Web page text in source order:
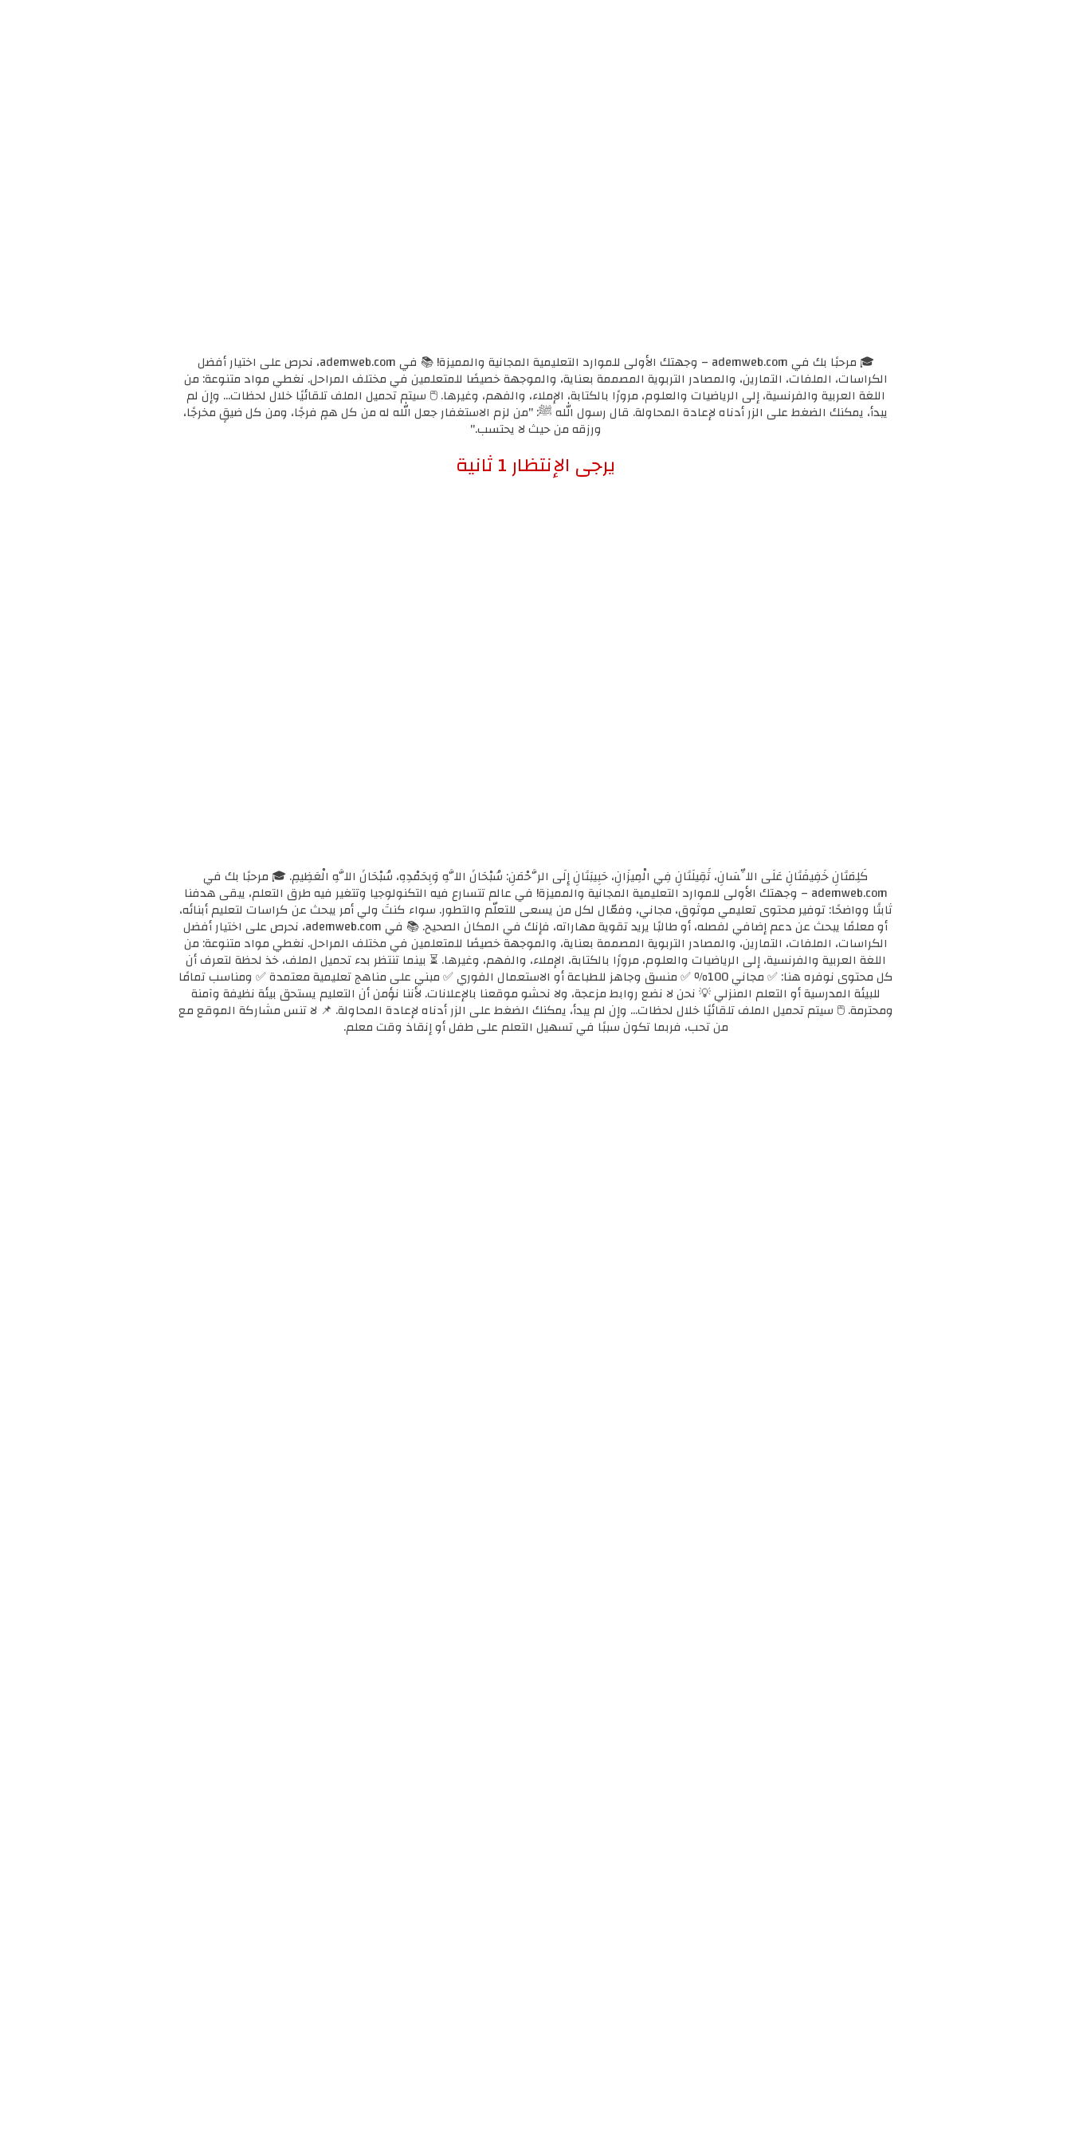
🎓 مرحبًا بك في ademweb.com – وجهتك الأولى للموارد التعليمية المجانية والمميزة! 📚 في ademweb.com، نحرص على اختيار أفضل
الكراسات، الملفات، التمارين، والمصادر التربوية المصممة بعناية، والموجهة خصيصًا للمتعلمين في مختلف المراحل. نغطي مواد متنوعة: من
اللغة العربية والفرنسية، إلى الرياضيات والعلوم، مرورًا بالكتابة، الإملاء، والفهم، وغيرها. 🖱️ سيتم تحميل الملف تلقائيًا خلال لحظات... وإن لم
يبدأ، يمكنك الضغط على الزر أدناه لإعادة المحاولة. قال رسول الله ﷺ: "من لزم الاستغفار جعل الله له من كل همٍ فرجًا، ومن كل ضيقٍ مخرجًا،
ورزقه من حيث لا يحتسب."
كَلِمَتَانِ خَفِيفَتَانِ عَلَى اللِّسَانِ، ثَقِيلَتَانِ فِي الْمِيزَانِ، حَبِيبَتَانِ إِلَى الرَّحْمَنِ: سُبْحَانَ اللَّهِ وَبِحَمْدِهِ، سُبْحَانَ اللَّهِ الْعَظِيمِ. 🎓 مرحبًا بك في
ademweb.com – وجهتك الأولى للموارد التعليمية المجانية والمميزة! في عالم تتسارع فيه التكنولوجيا وتتغير فيه طرق التعلم، يبقى هدفنا
ثابتًا وواضحًا: توفير محتوى تعليمي موثوق، مجاني، وفعّال لكل من يسعى للتعلّم والتطور. سواء كنتَ ولي أمر يبحث عن كراسات لتعليم أبنائه،
أو معلمًا يبحث عن دعم إضافي لفصله، أو طالبًا يريد تقوية مهاراته، فإنك في المكان الصحيح. 📚 في ademweb.com، نحرص على اختيار أفضل
الكراسات، الملفات، التمارين، والمصادر التربوية المصممة بعناية، والموجهة خصيصًا للمتعلمين في مختلف المراحل. نغطي مواد متنوعة: من
اللغة العربية والفرنسية، إلى الرياضيات والعلوم، مرورًا بالكتابة، الإملاء، والفهم، وغيرها. ⏳ بينما تنتظر بدء تحميل الملف، خذ لحظة لتعرف أن
كل محتوى نوفره هنا: ✅ مجاني 100٪ ✅ منسق وجاهز للطباعة أو الاستعمال الفوري ✅ مبني على مناهج تعليمية معتمدة ✅ ومناسب تمامًا
للبيئة المدرسية أو التعلم المنزلي 💡 نحن لا نضع روابط مزعجة، ولا نحشو موقعنا بالإعلانات. لأننا نؤمن أن التعليم يستحق بيئة نظيفة وآمنة
ومحترمة. 🖱️ سيتم تحميل الملف تلقائيًا خلال لحظات... وإن لم يبدأ، يمكنك الضغط على الزر أدناه لإعادة المحاولة. 📌 لا تنس مشاركة الموقع مع